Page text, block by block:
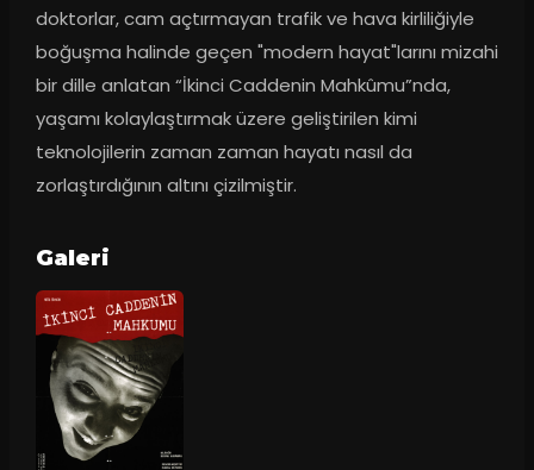
doktorlar, cam açtırmayan trafik ve hava kirliliğiyle
boğuşma halinde geçen "modern hayat"larını mizahi
bir dille anlatan “İkinci Caddenin Mahkûmu”nda,
yaşamı kolaylaştırmak üzere geliştirilen kimi
teknolojilerin zaman zaman hayatı nasıl da
zorlaştırdığının altını çizilmiştir.
Galeri